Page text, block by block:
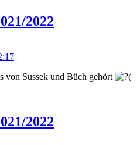
2022
von Sussek und Büch gehört
2022